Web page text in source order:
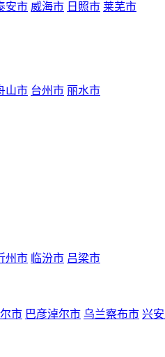
安市 威海市 日照市 莱芜市
山市 台州市 丽水市
州市 临汾市 吕梁市
市 巴彦淖尔市 乌兰察布市 兴